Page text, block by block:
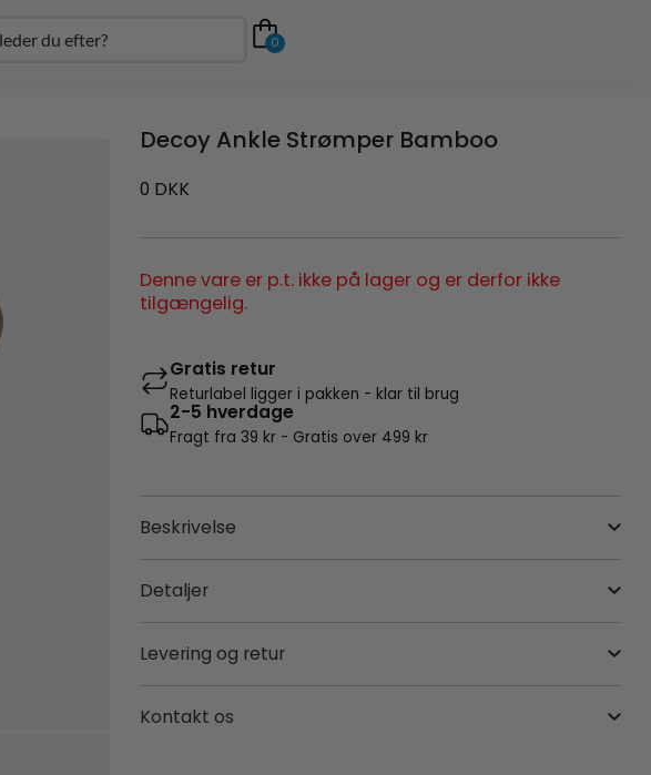
0
Decoy Ankle Strømper Bamboo
0 DKK
Denne vare er p.t. ikke på lager og er derfor ikke
tilgængelig.
Gratis retur
Returlabel ligger i pakken - klar til brug
2-5 hverdage
Fragt fra 39 kr - Gratis over 499 kr
Beskrivelse
Detaljer
Levering og retur
Kontakt os